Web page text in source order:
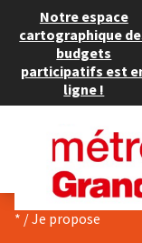
Notre espace
cartographique
budgets
participatifs est
ligne !
* /Je propose